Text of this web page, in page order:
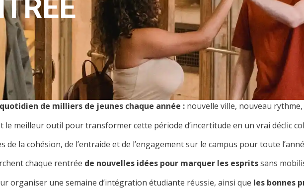
de milliers de jeunes chaque année : nouvelle ville, nouveau
le meilleur outil pour transformer cette période d’incertitude en un vrai déclic
la cohésion, de l’entraide et de l’engagement sur le campus pour toute
chaque rentrée de nouvelles idées pour marquer les espritssans
organiser une semaine d’intégration étudiante réussie, ainsi que les bonnes